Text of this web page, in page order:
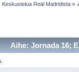
Keskustelua Real Madridista »
Aihe: Jornada 16;